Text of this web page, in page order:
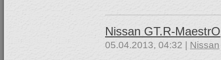
Nissan GT.R-MaestrO
05.04.2013, 04:32 | Nissan